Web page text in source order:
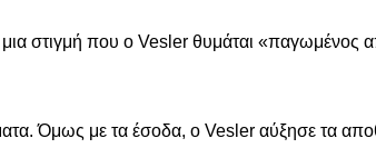
στιγμή που ο Vesler θυμάται «παγωμένος
Όμως με τα έσοδα, ο Vesler αύξησε τα